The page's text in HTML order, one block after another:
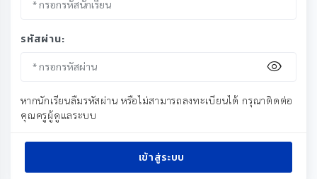
รหัสผ่าน:
หากนักเรียนลืมรหัสผ่าน หรือไม่สามารถลงทะเบียนได้ กรุณาติดต่อ
คุณครูผู้ดูแลระบบ
เข้าสู่ระบบ